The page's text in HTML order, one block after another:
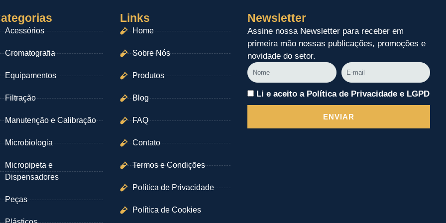
Acessórios
Cromatografia
Equipamentos
Filtração
Manutenção e Calibração
Microbiologia
Micropipeta e
Dispensadores
Peças
Links
Home
Sobre Nós
Produtos
Blog
FAQ
Contato
Termos e Condições
Política de Privacidade
Política de Cookies
Newsletter
Assine nossa Newsletter para receber em
primeira mão nossas publicações, promoções e
novidade do setor.
Nome
E-
mail
Li e aceito a Política de Privacidade e LGPD
ENVIAR